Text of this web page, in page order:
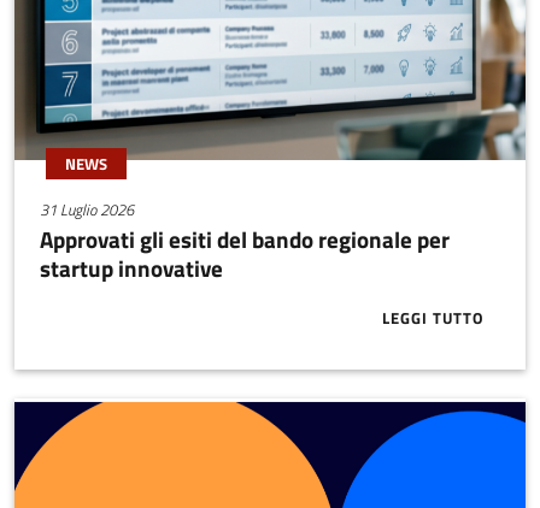
NEWS
31 Luglio 2026
Approvati gli esiti del bando regionale per
startup innovative
LEGGI TUTTO
ABOUT